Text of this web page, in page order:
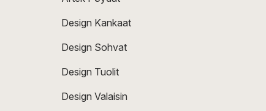
Design Kankaat
Design Sohvat
Design Tuolit
Design Valaisin